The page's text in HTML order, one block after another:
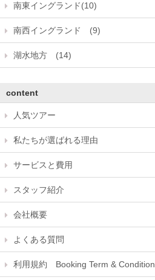
南東イングランド(10)
南西イングランド (9)
湖水地方 (14)
content
人気ツアー
私たちが選ばれる理由
サービスと費用
スタッフ紹介
会社概要
よくある質問
利用規約 Booking Term & Condition